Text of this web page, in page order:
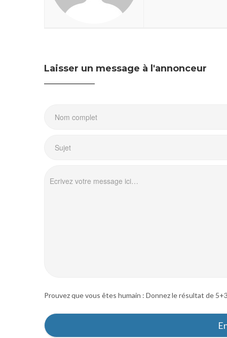
Laisser un message à l'annonceur
Prouvez que vous êtes humain : Donnez le résultat de